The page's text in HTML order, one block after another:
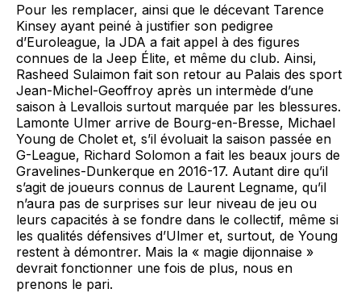
Pour les remplacer, ainsi que le décevant Tarence
Kinsey ayant peiné à justifier son pedigree
d’Euroleague, la JDA a fait appel à des figures
connues de la Jeep Élite, et même du club. Ainsi,
Rasheed Sulaimon fait son retour au Palais des sport
Jean-Michel-Geoffroy après un intermède d’une
saison à Levallois surtout marquée par les blessures.
Lamonte Ulmer arrive de Bourg-en-Bresse, Michael
Young de Cholet et, s’il évoluait la saison passée en
G-League, Richard Solomon a fait les beaux jours de
Gravelines-Dunkerque en 2016-17. Autant dire qu’il
s’agit de joueurs connus de Laurent Legname, qu’il
n’aura pas de surprises sur leur niveau de jeu ou
leurs capacités à se fondre dans le collectif, même si
les qualités défensives d’Ulmer et, surtout, de Young
restent à démontrer. Mais la « magie dijonnaise »
devrait fonctionner une fois de plus, nous en
prenons le pari.